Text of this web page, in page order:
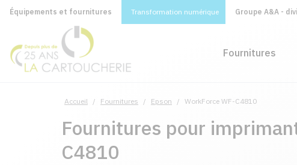
Équipements et fournitures Transformation numérique Groupe A&A -
Fournitures
Accueil / Fournitures / Epson / WorkForce WF-C4810
Fournitures pour
C4810